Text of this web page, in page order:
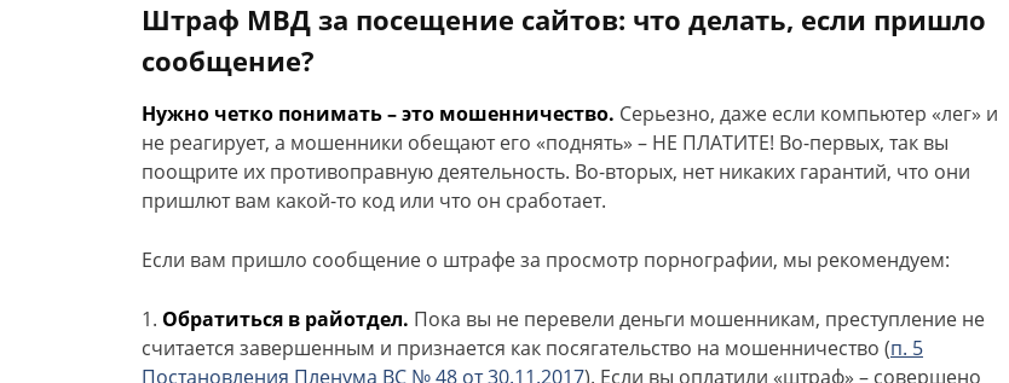
Штраф МВД за посещение сайтов: что делать, если пришло
сообщение?
Нужно четко понимать – это мошенничество. Серьезно, даже если компьютер «лег» и
не реагирует, а мошенники обещают его «поднять» – НЕ ПЛАТИТЕ! Во-первых, так вы
поощрите их противоправную деятельность. Во-вторых, нет никаких гарантий, что они
пришлют вам какой-то код или что он сработает.
Если вам пришло сообщение о штрафе за просмотр порнографии, мы рекомендуем:
1. Обратиться в райотдел. Пока вы не перевели деньги мошенникам, преступление не
считается завершенным и признается как посягательство на мошенничество (п. 5
Постановления Пленума ВС № 48 от 30.11.2017). Если вы оплатили «штраф» – совершено